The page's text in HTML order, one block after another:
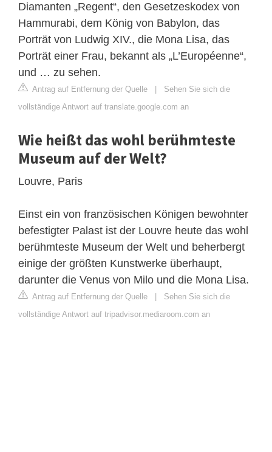
Diamanten „Regent“, den Gesetzeskodex von
Hammurabi, dem König von Babylon, das
Porträt von Ludwig XIV., die Mona Lisa, das
Porträt einer Frau, bekannt als „L’Européenne“,
und … zu sehen.
Antrag auf Entfernung der Quelle
Sehen Sie sich die
vollständige Antwort auf translate.google.com an
Wie heißt das wohl berühmteste
Museum auf der Welt?
Louvre, Paris
Einst ein von französischen Königen bewohnter
befestigter Palast ist der Louvre heute das wohl
berühmteste Museum der Welt und beherbergt
einige der größten Kunstwerke überhaupt,
darunter die Venus von Milo und die Mona Lisa.
Antrag auf Entfernung der Quelle
Sehen Sie sich die
vollständige Antwort auf tripadvisor.mediaroom.com an